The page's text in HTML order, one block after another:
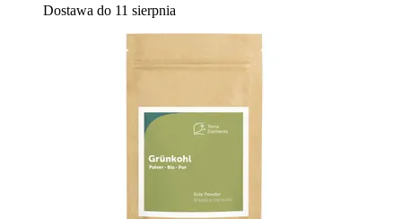
Dostawa do 11 sierpnia